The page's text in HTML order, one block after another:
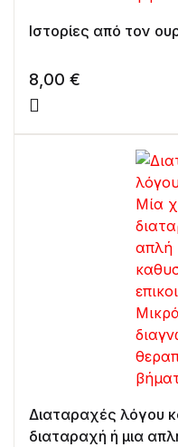
Ιστορίες από τον
8,00 €
Διαταραχές λόγου
διαταραχή ή μια